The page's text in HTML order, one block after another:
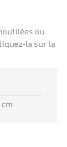
ou
la sur la